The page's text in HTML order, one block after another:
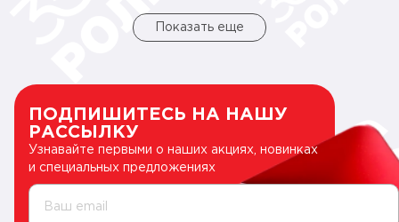
Показать еще
ПОДПИШИТЕСЬ НА НАШУ
РАССЫЛКУ
Узнавайте первыми о наших акциях, новинках
и специальных предложениях
Ваш email